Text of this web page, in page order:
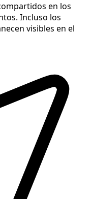
en los
Incluso los
visibles en el